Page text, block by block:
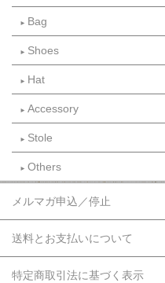
► Bag
► Shoes
► Hat
► Accessory
► Stole
► Others
メルマガ申込／停止
送料とお支払いについて
特定商取引法に基づく表示